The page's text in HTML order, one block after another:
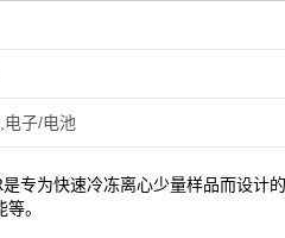
电子/电池
是专为快速冷冻离心少量样品而设
等。